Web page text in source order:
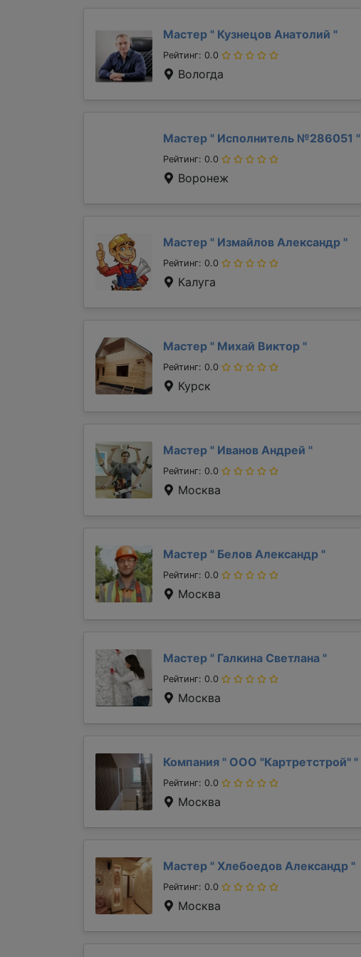
Мастер " Кузнецов Анатолий "
Рейтинг: 0.0
Вологда
Мастер " Исполнитель №286051 "
Рейтинг: 0.0
Воронеж
Мастер " Измайлов Александр "
Рейтинг: 0.0
Калуга
Мастер " Михай Виктор "
Рейтинг: 0.0
Курск
Мастер " Иванов Андрей "
Рейтинг: 0.0
Москва
Мастер " Белов Александр "
Рейтинг: 0.0
Москва
Мастер " Галкина Светлана "
Рейтинг: 0.0
Москва
Компания " ООО "Картретстрой" "
Рейтинг: 0.0
Москва
Мастер " Хлебоедов Александр "
Рейтинг: 0.0
Москва